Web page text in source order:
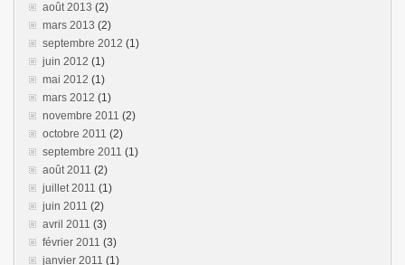
août 2013 (2)
mars 2013 (2)
septembre 2012 (1)
juin 2012 (1)
mai 2012 (1)
mars 2012 (1)
novembre 2011 (2)
octobre 2011 (2)
septembre 2011 (1)
août 2011 (2)
juillet 2011 (1)
juin 2011 (2)
avril 2011 (3)
février 2011 (3)
janvier 2011 (1)